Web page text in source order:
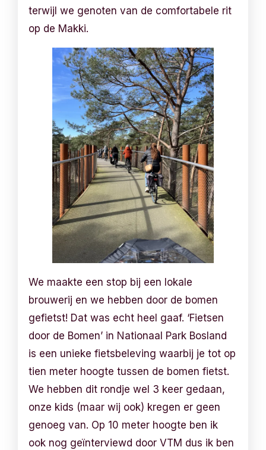
terwijl we genoten van de comfortabele rit
op de Makki.
We maakte een stop bij een lokale
brouwerij en we hebben door de bomen
gefietst! Dat was echt heel gaaf. ‘Fietsen
door de Bomen’ in Nationaal Park Bosland
is een unieke fietsbeleving waarbij je tot op
tien meter hoogte tussen de bomen fietst.
We hebben dit rondje wel 3 keer gedaan,
onze kids (maar wij ook) kregen er geen
genoeg van. Op 10 meter hoogte ben ik
ook nog geïnterviewd door VTM dus ik ben